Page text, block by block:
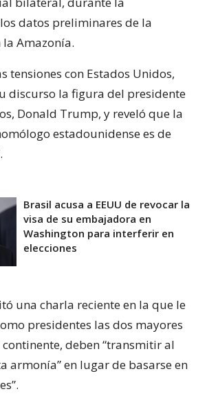
datos preliminares de la
Amazonía.
tensiones con Estados Unidos,
discurso la figura del presidente
Donald Trump, y reveló que la
estadounidense es de
Brasil acusa a EEUU de revocar la
visa de su embajadora en
Washington para interferir en
elecciones
una charla reciente en la que le
presidentes las dos mayores
deben “transmitir al
armonía” en lugar de basarse en